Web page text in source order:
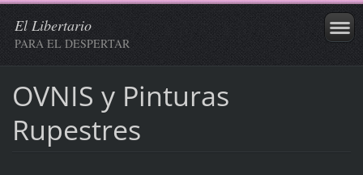
El Libertario
PARA EL DESPERTAR
OVNIS y Pinturas
Rupestres